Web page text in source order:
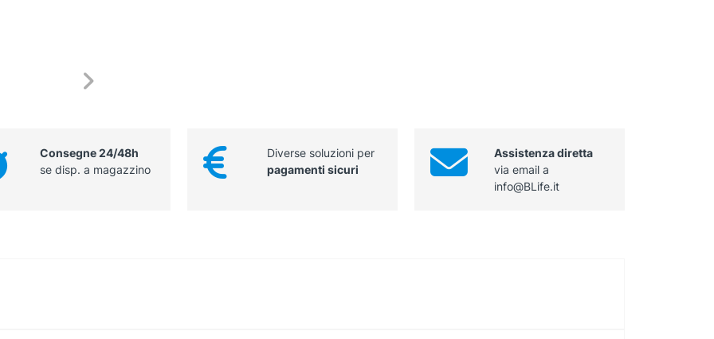
Consegne 24/48h
se disp. a magazzino
Diverse soluzioni per
pagamenti sicuri
Assistenza diretta
via email a
info@BLife.it